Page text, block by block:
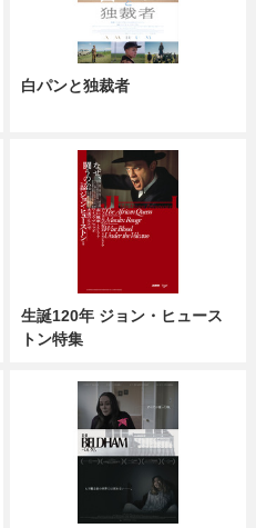
白パンと独裁者
生誕120年 ジョン・ヒュース
トン特集